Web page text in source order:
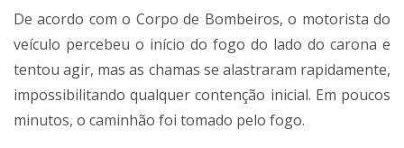
De acordo com o Corpo de Bombeiros, o motorista do
veículo percebeu o início do fogo do lado do carona e
tentou agir, mas as chamas se alastraram rapidamente,
impossibilitando qualquer contenção inicial. Em poucos
minutos, o caminhão foi tomado pelo fogo.